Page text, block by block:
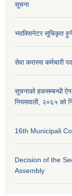
सूचना
भ्याक्सिनेटर सूचिकृत
सेवा करारमा कर्मचारी
सूचनाको हकसम्बन्धी
नियमावली, २०६५ को
16th Municipali
Decision of the
Assembly